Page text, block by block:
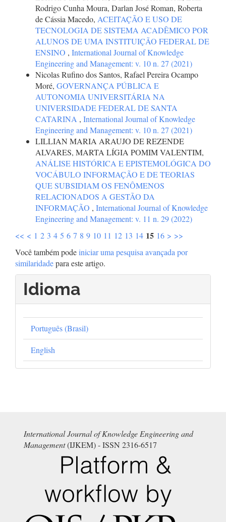
Rodrigo Cunha Moura, Darlan José Roman, Roberta
de Cássia Macedo, ACEITAÇÃO E USO DE
TECNOLOGIA DE SISTEMA ACADÊMICO POR
ALUNOS DE UMA INSTITUIÇÃO FEDERAL DE
ENSINO , International Journal of Knowledge
Engineering and Management: v. 10 n. 27 (2021)
Nicolas Rufino dos Santos, Rafael Pereira Ocampo
Moré, GOVERNANÇA PÚBLICA E
AUTONOMIA UNIVERSITÁRIA NA
UNIVERSIDADE FEDERAL DE SANTA
CATARINA , International Journal of Knowledge
Engineering and Management: v. 10 n. 27 (2021)
LILLIAN MARIA ARAUJO DE REZENDE
ALVARES, MARTA LÍGIA POMIM VALENTIM,
ANÁLISE HISTÓRICA E EPISTEMOLÓGICA DO
VOCÁBULO INFORMAÇÃO E DE TEORIAS
QUE SUBSIDIAM OS FENÔMENOS
RELACIONADOS A GESTÃO DA
INFORMAÇÃO , International Journal of Knowledge
Engineering and Management: v. 11 n. 29 (2022)
<< < 1 2 3 4 5 6 7 8 9 10 11 12 13 14 15 16 > >>
Você também podeiniciar uma pesquisa avançada por
similaridadepara este artigo.
Idioma
Português (Brasil)
English
International Journal of Knowledge Engineering and
Management(IJKEM) - ISSN 2316-6517